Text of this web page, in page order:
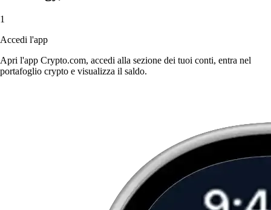
1
Accedi l'app
Apri l'app Crypto.com, accedi alla sezione dei tuoi conti, entra nel
portafoglio crypto e visualizza il saldo.